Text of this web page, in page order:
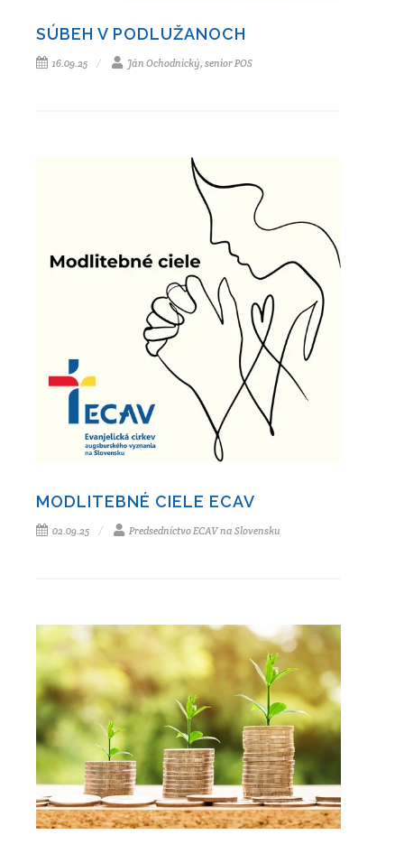
SÚBEH V PODLUŽANOCH
16.09.25 Ján Ochodnický, senior POS
MODLITEBNÉ CIELE ECAV
02.09.25 Predsedníctvo ECAV na Slovensku